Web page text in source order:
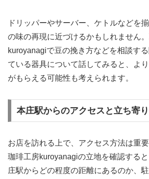
ドリッパーやサーバー、ケトルなどを
の味の再現に近づけるかもしれません
kuroyanagiで豆の挽き方などを相談す
ている器具について話してみると、よ
がもらえる可能性も考えられます。
本庄駅からのアクセスと立ち寄
お店を訪れる上で、アクセス方法は重要
珈琲工房kuroyanagiの立地を確認する
庄駅からどの程度の距離にあるのか、